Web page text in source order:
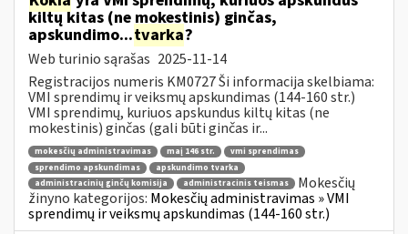
kiltų kitas (ne mokestinis) ginčas,
apskundimo...tvarka?
Web turinio sąrašas 2025-11-14
Registracijos numeris KM0727 Ši informacija skelbiama:
VMI sprendimų ir veiksmų apskundimas (144-160 str.)
VMI sprendimų, kuriuos apskundus kiltų kitas (ne
mokestinis) ginčas (gali būti ginčas ir...
mokesčių administravimas maį 146 str.
vmi sprendimas
sprendimo apskundimas
apskundimo tvarka
administracinių ginčų komisija
administracinis teismas
Mokesčių
žinyno kategorijos: Mokesčių administravimas » VMI
sprendimų ir veiksmų apskundimas (144-160 str.)